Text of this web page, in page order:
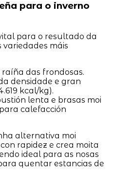
para o inverno
para o resultado da
variedades máis
raíña das frondosas.
densidade e gran
kcal/kg).
lenta e brasas moi
calefacción
alternativa moi
rapidez e crea moita
ideal para as nosas
quentar estancias de